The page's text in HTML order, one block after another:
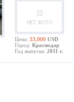
Цена: 33,000 USD
Город: Краснодар
Год выпуска: 2011 г.